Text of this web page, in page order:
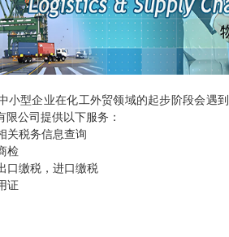
联系我们
小型企业在化工外贸领域的起步阶段会遇
公司提供以下服务：
关税务信息查询
检
口缴税，进口缴税
证